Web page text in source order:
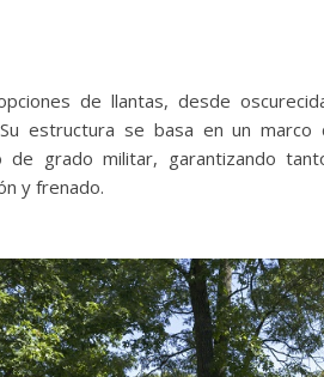
de llantas, desde
estructura se basa en un
de grado militar, garantizando
y frenado.